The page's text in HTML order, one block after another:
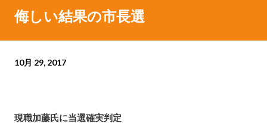
侮しい結果の市長選
10月 29, 2017
現職加藤氏に当選確実判定